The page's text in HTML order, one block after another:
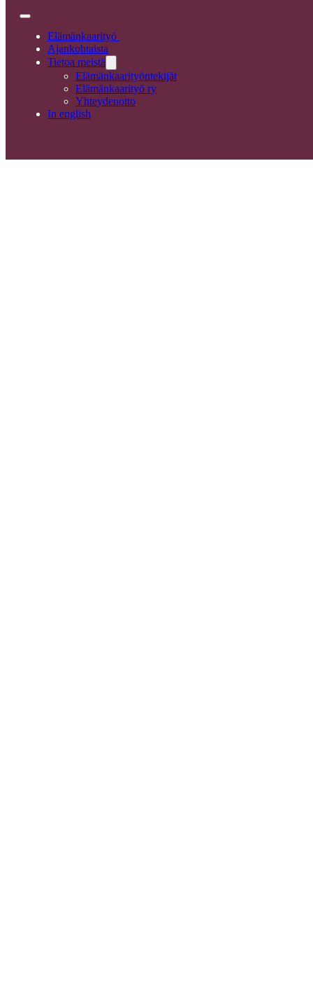
Elämänkaarityö
Ajankohtaista
Tietoa meistä
Elämänkaarityöntekijät
Elämänkaarityö ry
Yhteydenotto
In english